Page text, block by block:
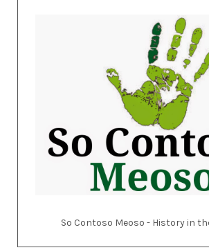
So Contoso Meoso - History in